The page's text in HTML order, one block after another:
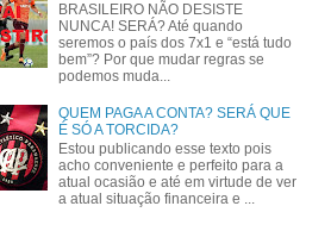
BRASILEIRO NÃO DESISTE
NUNCA! SERÁ? Até quando
seremos o país dos 7x1 e “está tudo
bem”? Por que mudar regras se
podemos muda...
QUEM PAGA A CONTA? SERÁ QUE
É SÓ A TORCIDA?
Estou publicando esse texto pois
acho conveniente e perfeito para a
atual ocasião e até em virtude de ver
a atual situação financeira e ...